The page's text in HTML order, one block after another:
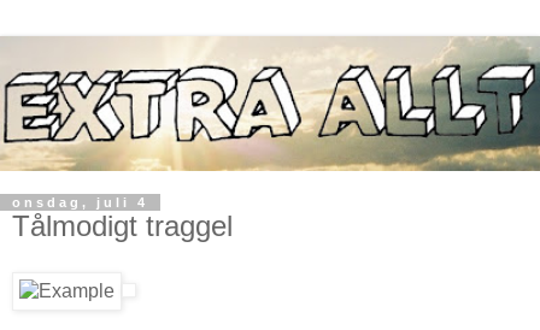
onsdag, juli 4
Tålmodigt traggel